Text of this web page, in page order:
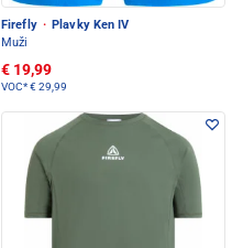
Firefly · Plavky Ken IV
Muži
€ 19,99
VOC*€ 29,99